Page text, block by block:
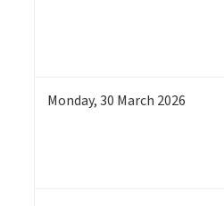
Monday,30 March 2026